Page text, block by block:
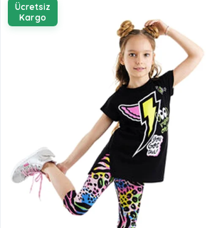
Ücretsiz
Kargo